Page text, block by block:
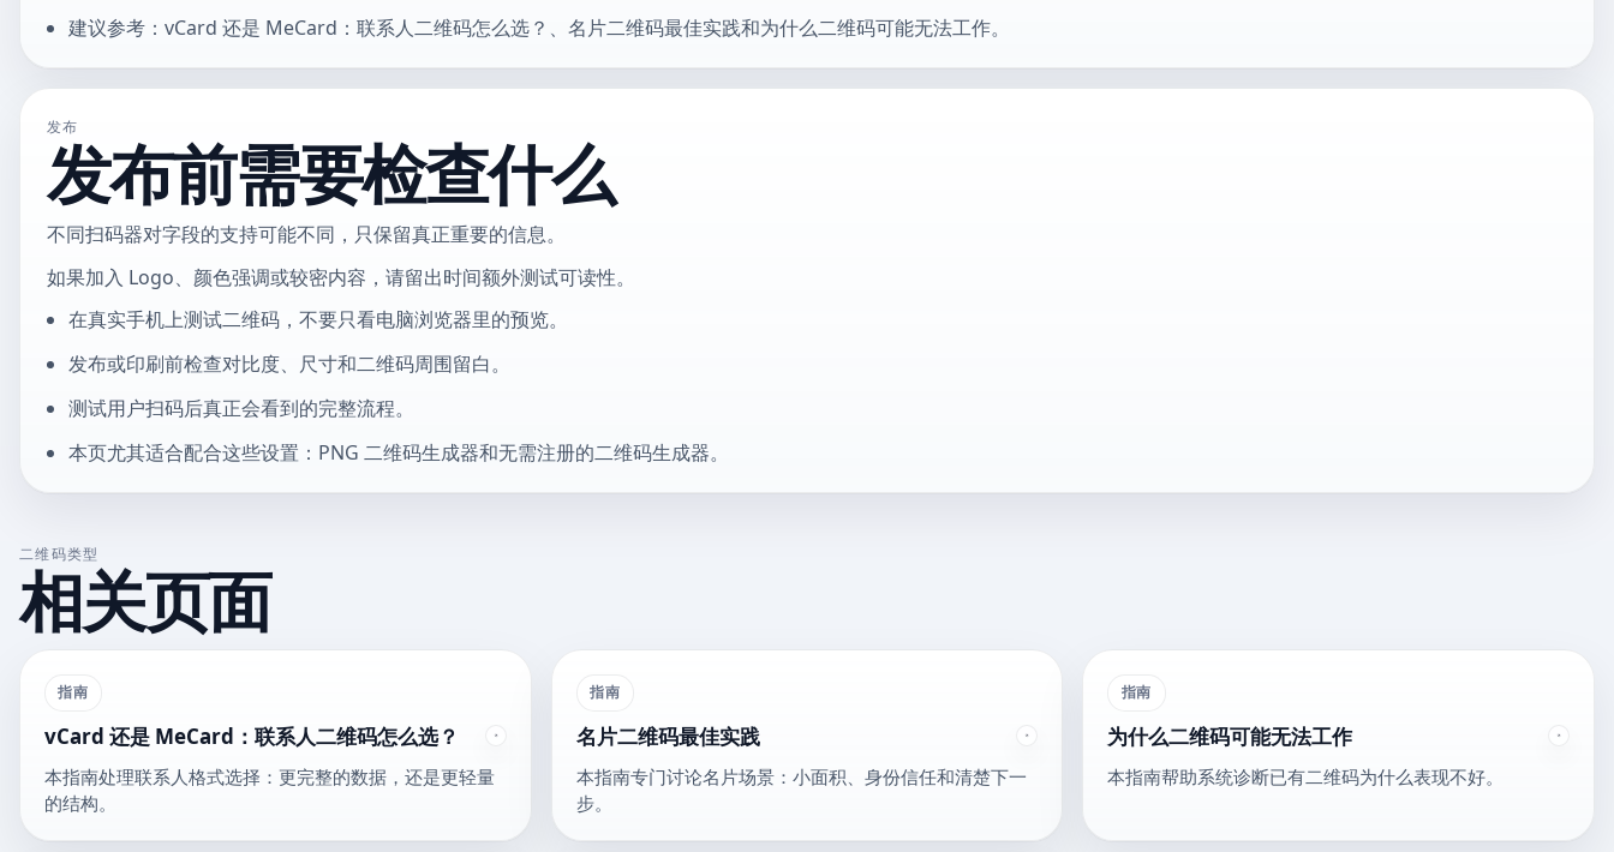
建议参考：vCard 还是 MeCard：联系人二维码怎么选？、名片二维码最佳实践和为什么二维码可能无法工作。
发布
发布前需要检查什么
不同扫码器对字段的支持可能不同，只保留真正重要的信息。
如果加入 Logo、颜色强调或较密内容，请留出时间额外测试可读性。
在真实手机上测试二维码，不要只看电脑浏览器里的预览。
发布或印刷前检查对比度、尺寸和二维码周围留白。
测试用户扫码后真正会看到的完整流程。
本页尤其适合配合这些设置：PNG 二维码生成器和无需注册的二维码生成器。
二维码类型
相关页面
指南
vCard 还是 MeCard：联系人二维码怎么选？
本指南处理联系人格式选择：更完整的数据，还是更轻量
的结构。
指南
名片二维码最佳实践
本指南专门讨论名片场景：小面积、身份信任和清楚下一
步。
指南
为什么二维码可能无法工作
本指南帮助系统诊断已有二维码为什么表现不好。